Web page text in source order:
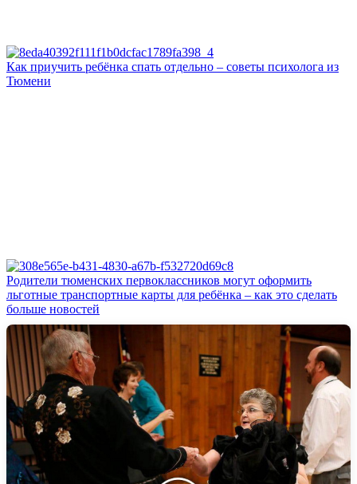
Как приучить ребёнка спать отдельно – советы психолога из
Тюмени
Родители тюменских первоклассников могут оформить
льготные транспортные карты для ребёнка – как это сделать
больше новостей